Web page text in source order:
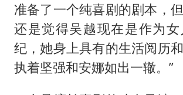
准备了一个纯喜剧的剧本，
还是觉得吴越现在是作为
纪，她身上具有的生活阅历
执着坚强和安娜如出一辙。”